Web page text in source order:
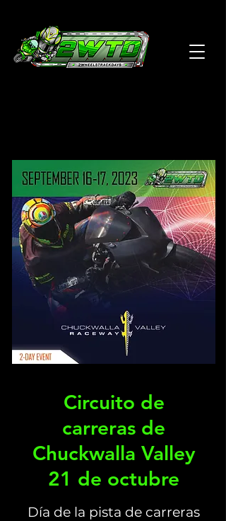
Circuito de
carreras de
Chuckwalla Valley
21 de octubre
Día de la pista de carreras